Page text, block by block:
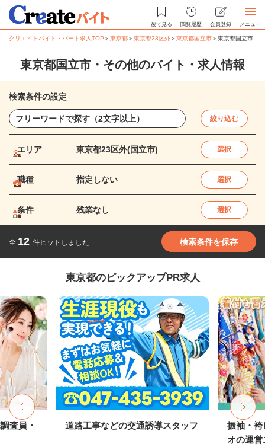
後で見る 閲覧履歴 会員登録 メニュー
クリエイトバイト・パート求人TOP ＞東京都＞東京都23区外＞東京都国立市＞東京都国立市・
東京都国立市・その他のバイト・求人情報
検索条件の設定
絞り込む
エリア 東京都23区外(国立市) 選択
職種 指定しない 選択
条件 残業なし 選択
全 12 件ヒットしました 検索条件を保存
東京都のピックアップPR求人
査員・ 道路工事などの交通誘導スタッフ
振袖・袴
オの運営